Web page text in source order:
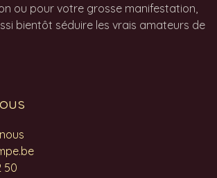
ou pour votre grosse manifestation,
bientôt séduire les vrais amateurs de
50